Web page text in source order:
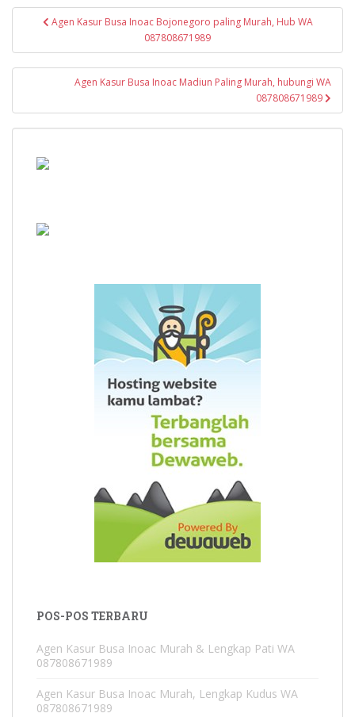
Navigasi
Agen Kasur Busa Inoac Bojonegoro paling Murah, Hub WA
087808671989
Agen Kasur Busa Inoac Madiun Paling Murah, hubungi WA
087808671989
POS-POS TERBARU
Agen Kasur Busa Inoac Murah & Lengkap Pati WA
087808671989
Agen Kasur Busa Inoac Murah, Lengkap Kudus WA
087808671989